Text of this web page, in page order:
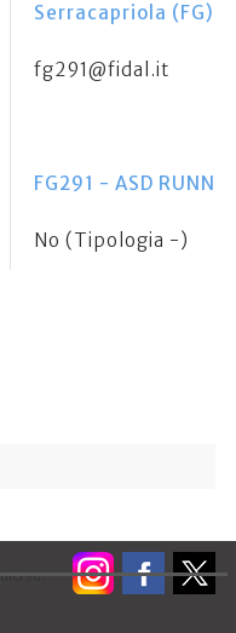
Serracapriola (FG)
fg291@fidal.it
FG291 - ASD
No (Tipologia -)
su: